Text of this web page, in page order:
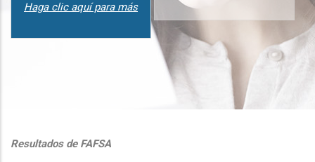
Haga clic aquí para más
Resultados de FAFSA